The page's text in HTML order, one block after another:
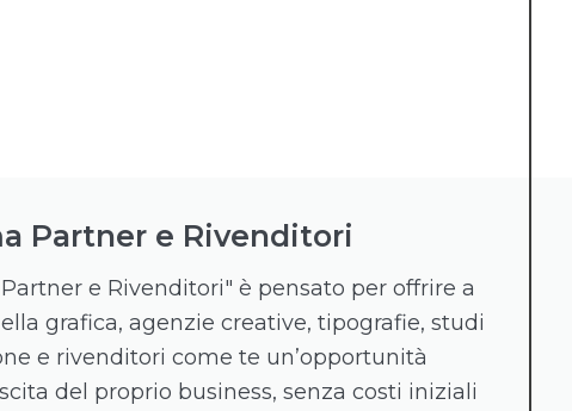
Partner e Rivenditori
e Rivenditori" è pensato per offrire a
grafica, agenzie creative, tipografie, studi
e rivenditori come te un’opportunità
del proprio business, senza costi iniziali